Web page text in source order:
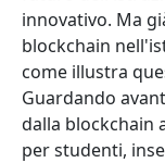
innovativo. Ma
blockchain
come illustra
Guardando
dalla blockchain
per studenti,